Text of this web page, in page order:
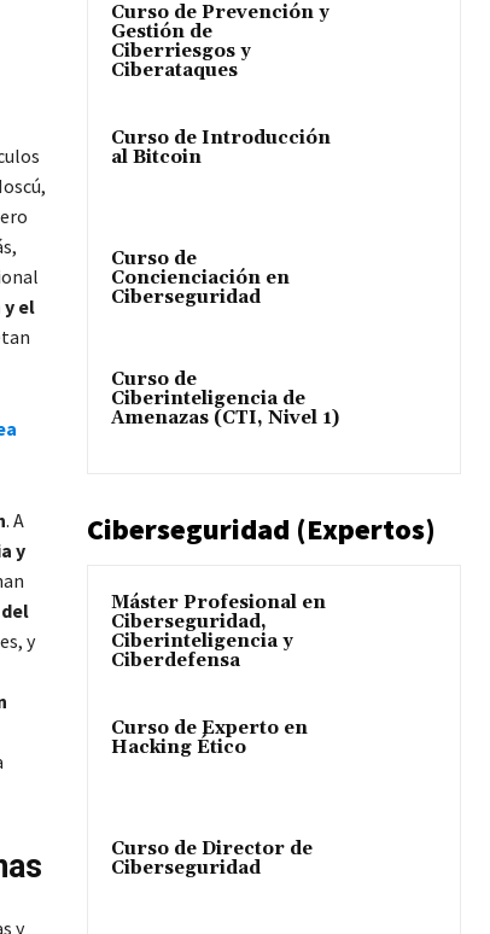
el
. A
y
y
y
Curso de Prevención y
Gestión de
Ciberriesgos y
Ciberataques
Curso de Introducción
al Bitcoin
Curso de
Concienciación en
Ciberseguridad
Curso de
Ciberinteligencia de
Amenazas (CTI, Nivel 1)
Ciberseguridad (Expertos)
Máster Profesional en
Ciberseguridad,
Ciberinteligencia y
Ciberdefensa
Curso de Experto en
Hacking Ético
Curso de Director de
Ciberseguridad